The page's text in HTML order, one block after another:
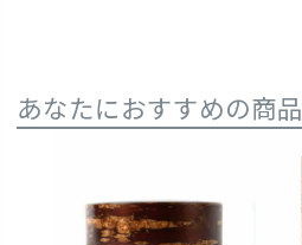
あなたにおすすめの商品